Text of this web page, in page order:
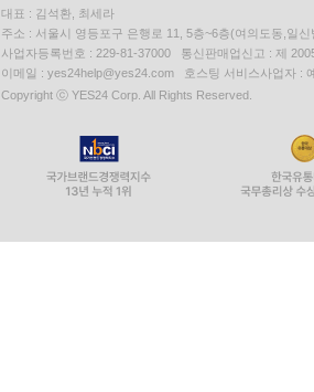
대표 : 김석환, 최세라
주소 : 서울시 영등포구 은행로 11, 5층~6층(여의도동,일신
사업자등록번호 : 229-81-37000 통신판매업신고 : 제
이메일 : yes24help@yes24.com 호스팅 서비스사업자 :
Copyright ⓒ YES24 Corp. All Rights Reserved.